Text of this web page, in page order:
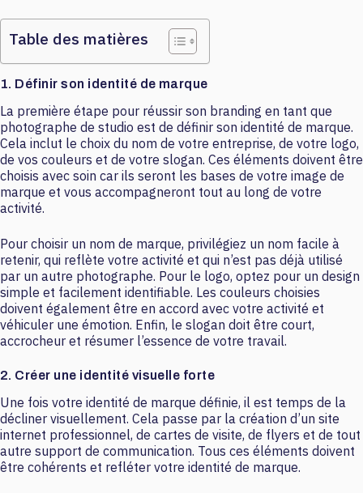
Table des matières
1. Définir son identité de marque
La première étape pour réussir son branding en tant que
photographe de studio est de définir son identité de marque.
Cela inclut le choix du nom de votre entreprise, de votre logo,
de vos couleurs et de votre slogan. Ces éléments doivent être
choisis avec soin car ils seront les bases de votre image de
marque et vous accompagneront tout au long de votre
activité.
Pour choisir un nom de marque, privilégiez un nom facile à
retenir, qui reflète votre activité et qui n’est pas déjà utilisé
par un autre photographe. Pour le logo, optez pour un design
simple et facilement identifiable. Les couleurs choisies
doivent également être en accord avec votre activité et
véhiculer une émotion. Enfin, le slogan doit être court,
accrocheur et résumer l’essence de votre travail.
2. Créer une identité visuelle forte
Une fois votre identité de marque définie, il est temps de la
décliner visuellement. Cela passe par la création d’un site
internet professionnel, de cartes de visite, de flyers et de tout
autre support de communication. Tous ces éléments doivent
être cohérents et refléter votre identité de marque.